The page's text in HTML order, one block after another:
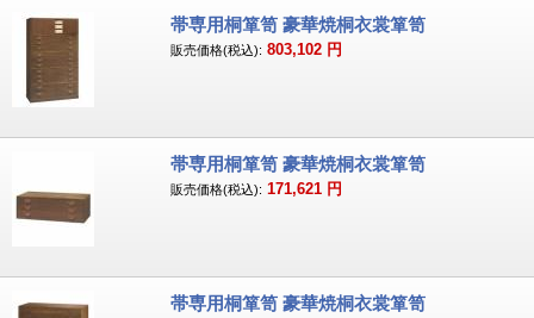
帯専用桐箪笥 豪華焼桐衣裳箪笥
販売価格(税込): 803,102 円
帯専用桐箪笥 豪華焼桐衣裳箪笥
販売価格(税込): 171,621 円
帯専用桐箪笥 豪華焼桐衣裳箪笥